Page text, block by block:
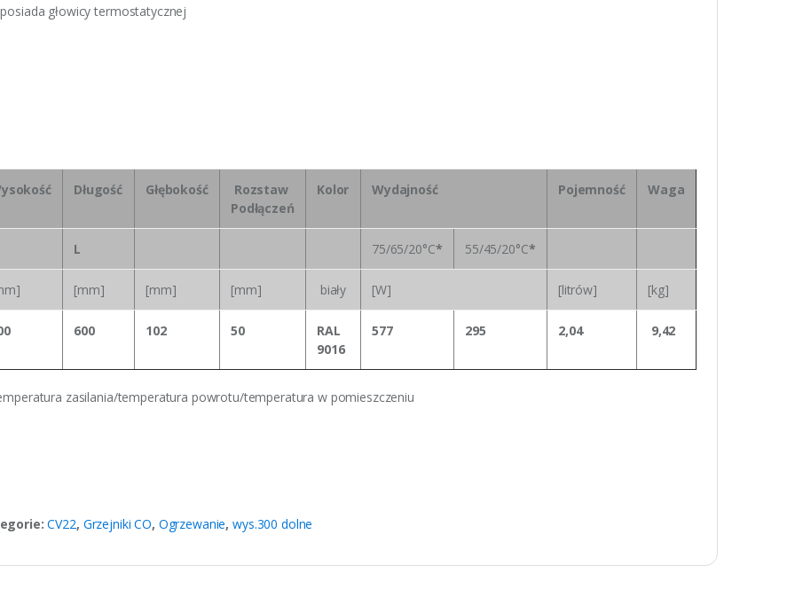
głowicy termostatycznej
Długość Głębokość
Rozstaw
Podłączeń
Kolor Wydajność Pojemność Waga
L 75/65/20°C* 55/45/20°C*
[mm] [mm] [mm] biały [W] [litrów] [kg]
600 102 50
RAL
9016
577 295 2,04 9,42
zasilania/temperatura powrotu/temperatura w pomieszczeniu
CV22, Grzejniki CO, Ogrzewanie,wys.300 dolne